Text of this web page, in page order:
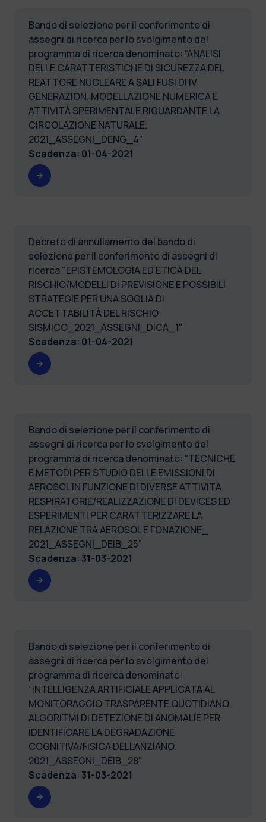
Bando di selezione per il conferimento di
assegni di ricerca per lo svolgimento del
programma di ricerca denominato: “ANALISI
DELLE CARATTERISTICHE DI SICUREZZA DEL
REATTORE NUCLEARE A SALI FUSI DI IV
GENERAZION. MODELLAZIONE NUMERICA E
ATTIVITÀ SPERIMENTALE RIGUARDANTE LA
CIRCOLAZIONE NATURALE.
2021_ASSEGNI_DENG_4”
Scadenza: 01-04-2021
Decreto di annullamento del bando di
selezione per il conferimento di assegni di
ricerca "EPISTEMOLOGIA ED ETICA DEL
RISCHIO/MODELLI DI PREVISIONE E POSSIBILI
STRATEGIE PER UNA SOGLIA DI
ACCETTABILITÀ DEL RISCHIO
SISMICO_2021_ASSEGNI_DICA_1"
Scadenza: 01-04-2021
Bando di selezione per il conferimento di
assegni di ricerca per lo svolgimento del
programma di ricerca denominato: “TECNICHE
E METODI PER STUDIO DELLE EMISSIONI DI
AEROSOL IN FUNZIONE DI DIVERSE ATTIVITÀ
RESPIRATORIE/REALIZZAZIONE DI DEVICES ED
ESPERIMENTI PER CARATTERIZZARE LA
RELAZIONE TRA AEROSOL E FONAZIONE_
2021_ASSEGNI_DEIB_25”
Scadenza: 31-03-2021
Bando di selezione per il conferimento di
assegni di ricerca per lo svolgimento del
programma di ricerca denominato:
“INTELLIGENZA ARTIFICIALE APPLICATA AL
MONITORAGGIO TRASPARENTE QUOTIDIANO.
ALGORITMI DI DETEZIONE DI ANOMALIE PER
IDENTIFICARE LA DEGRADAZIONE
COGNITIVA/FISICA DELL'ANZIANO.
2021_ASSEGNI_DEIB_28”
Scadenza: 31-03-2021